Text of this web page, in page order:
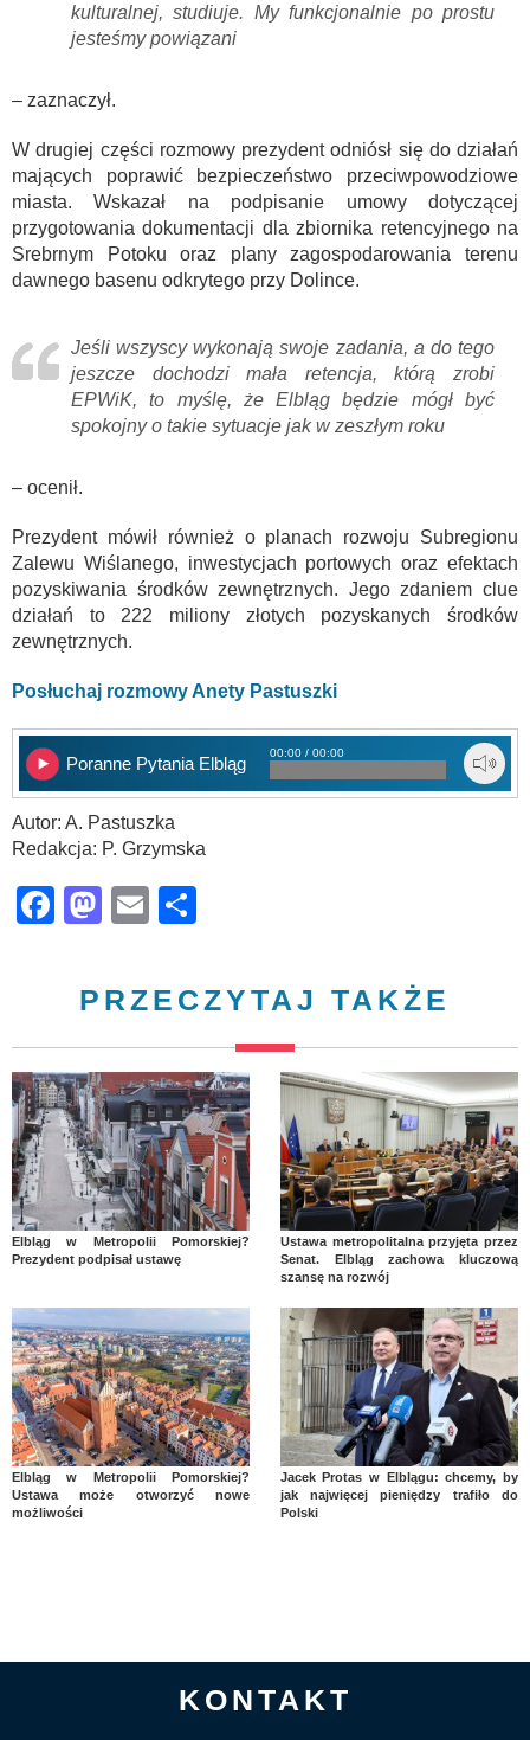
kulturalnej, studiuje. My funkcjonalnie po prostu
jesteśmy powiązani
– zaznaczył.
W drugiej części rozmowy prezydent odniósł się do działań
mających poprawić bezpieczeństwo przeciwpowodziowe
miasta. Wskazał na podpisanie umowy dotyczącej
przygotowania dokumentacji dla zbiornika retencyjnego na
Srebrnym Potoku oraz plany zagospodarowania terenu
dawnego basenu odkrytego przy Dolince.
Jeśli wszyscy wykonają swoje zadania, a do tego
jeszcze dochodzi mała retencja, którą zrobi
EPWiK, to myślę, że Elbląg będzie mógł być
spokojny o takie sytuacje jak w zeszłym roku
– ocenił.
Prezydent mówił również o planach rozwoju Subregionu
Zalewu Wiślanego, inwestycjach portowych oraz efektach
pozyskiwania środków zewnętrznych. Jego zdaniem clue
działań to 222 miliony złotych pozyskanych środków
zewnętrznych.
Posłuchaj rozmowy Anety Pastuszki
Poranne Pytania Elbląg
00:00 / 00:00
Autor: A. Pastuszka
Redakcja: P. Grzymska
Facebook
Mastodon
Email
PRZECZYTAJ TAKŻE
Elbląg w Metropolii Pomorskiej?
Prezydent podpisał ustawę
Ustawa metropolitalna przyjęta przez
Senat. Elbląg zachowa kluczową
szansę na rozwój
Elbląg w Metropolii Pomorskiej?
Ustawa może otworzyć nowe
możliwości
Jacek Protas w Elblągu: chcemy, by
jak najwięcej pieniędzy trafiło do
Polski
KONTAKT